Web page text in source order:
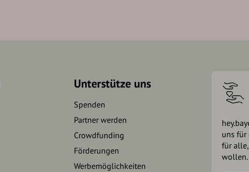
Unterstütze uns
Spenden
Partner werden
Crowdfunding
Förderungen
Werbemöglichkeiten
uns für
für
wollen.